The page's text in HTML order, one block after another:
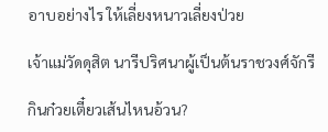
อาบอย่างไร ให้เลี่ยงหนาวเลี่ยงป่วย
เจ้าแม่วัดดุสิต นารีปริศนาผู้เป็นต้นราชวงศ์จักรี
กินก๋วยเตี๋ยวเส้นไหนอ้วน?